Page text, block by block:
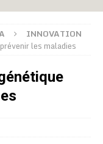
INNOVATION
les maladies